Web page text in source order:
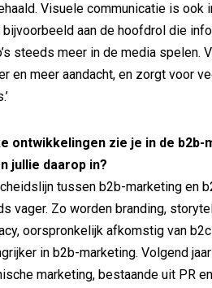
Visuele communicatie is ook
bijvoorbeeld aan de hoofdrol die
steeds meer in de media spelen.
en meer aandacht, en zorgt voor
ontwikkelingen zie je in de b2b-
jullie daarop in?
tussen b2b-marketing en
vager. Zo worden branding,
oorspronkelijk afkomstig van
in b2b-marketing. Volgend
marketing, bestaande uit PR